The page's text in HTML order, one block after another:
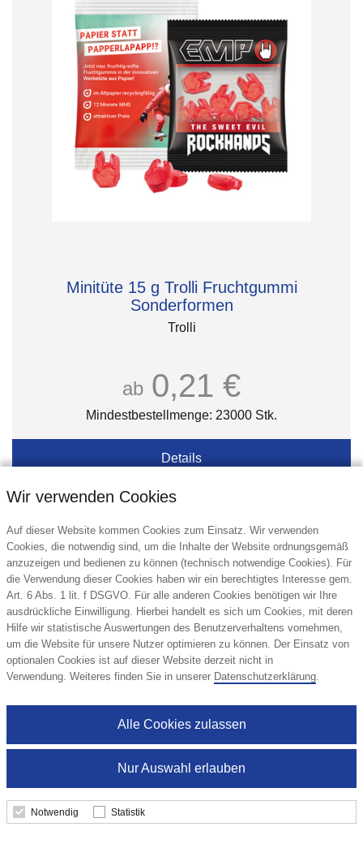
Minitüte 15 g Trolli Fruchtgummi
Sonderformen
Trolli
ab 0,21 €
Mindestbestellmenge: 23000 Stk.
Details
Fruchtgummi 1er Danke
Wir verwenden Cookies
Auf dieser Website kommen Cookies zum Einsatz. Wir verwenden
Cookies, die notwendig sind, um die Inhalte der Website ordnungsgemäß
anzuzeigen und bedienen zu können (technisch notwendige Cookies). Für
die Verwendung dieser Cookies haben wir ein berechtigtes Interesse gem.
Art. 6 Abs. 1 lit. f DSGVO. Für alle anderen Cookies benötigen wir Ihre
ausdrückliche Einwilligung. Hierbei handelt es sich um Cookies, mit deren
Hilfe wir statistische Auswertungen des Benutzerverhaltens vornehmen,
um die Website für unsere Nutzer optimieren zu können. Der Einsatz von
optionalen Cookies ist auf dieser Website derzeit nicht in
Verwendung. Weiteres finden Sie in unserer Datenschutzerklärung.
Nur Auswahl erlauben
Alle Cookies zulassen
Notwendig Statistik